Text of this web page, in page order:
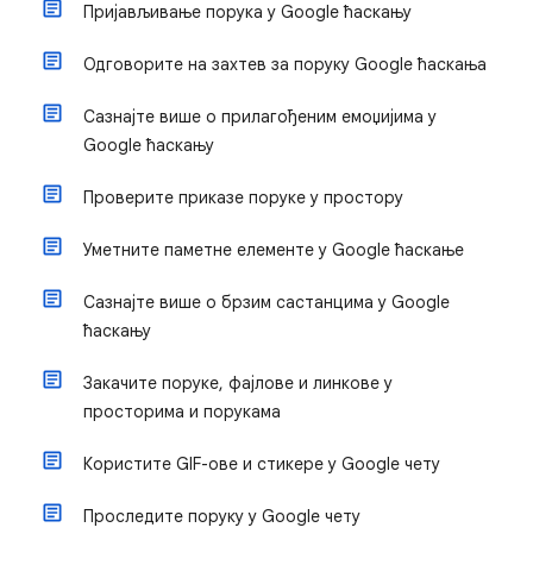
Пријављивање порука у Google ћаскању
Одговорите на захтев за поруку Google ћаскања
Сазнајте више о прилагођеним емоџијима у
Google ћаскању
Проверите приказе поруке у простору
Уметните паметне елементе у Google ћаскање
Сазнајте више о брзим састанцима у Google
ћаскању
Закачите поруке, фајлове и линкове у
просторима и порукама
Користите GIF-ове и стикере у Google чету
Проследите поруку у Google чету